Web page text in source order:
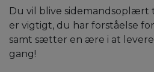
Du vil blive sidemandsoplært
er vigtigt, du har forståelse
samt sætter en ære i at
gang!